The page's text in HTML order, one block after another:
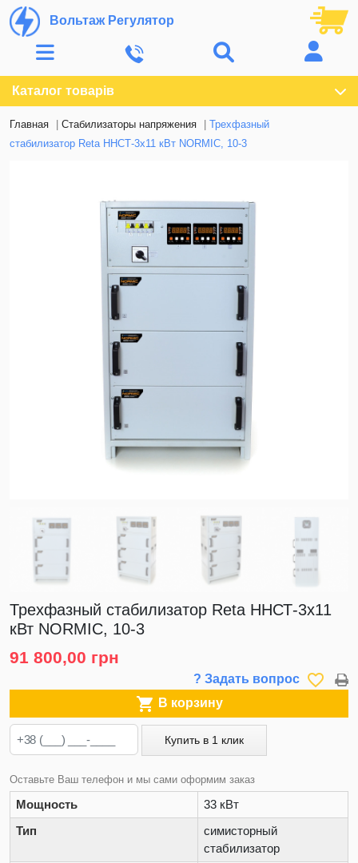
Вольтаж Регулятор
Каталог товарів
Главная Стабилизаторы напряжения
Трехфазный
стабилизатор Reta ННСТ-3х11 кВт NORMIC, 10-3
Трехфазный стабилизатор Reta ННСТ-3х11
кВт NORMIC, 10-3
91 800,00 грн
? Задать вопрос favorite_border
 В корзину
Купить в 1 клик
Оставьте Ваш телефон и мы сами оформим заказ
Мощность
33 кВт
Тип
симисторный
стабилизатор